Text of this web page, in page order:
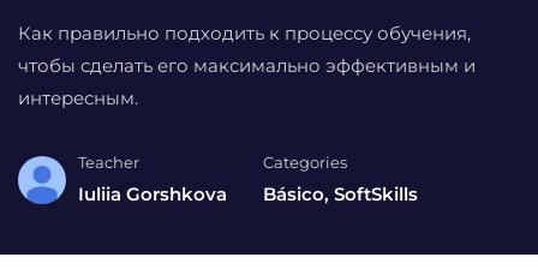
Как правильно подходить к процессу обучения,
чтобы сделать его максимально эффективным и
интересным.
Teacher
Iuliia Gorshkova
Categories
Básico, SoftSkills